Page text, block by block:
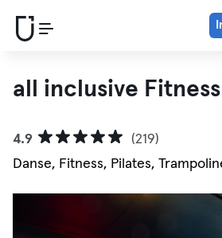
all inclusive
4.9
(219)
Danse, Fitness, Pilates,